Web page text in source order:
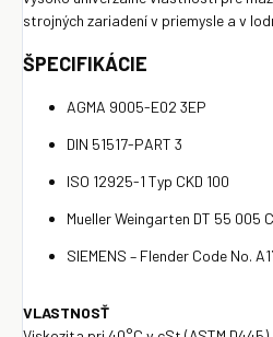
strojných zariadení v priemysle a v
ŠPECIFIKÁCIE
AGMA 9005-E02 3EP
DIN 51517-PART 3
ISO 12925-1 Typ CKD 100
Mueller Weingarten DT 55 005
SIEMENS – Flender Code No.
VLASTNOSŤ